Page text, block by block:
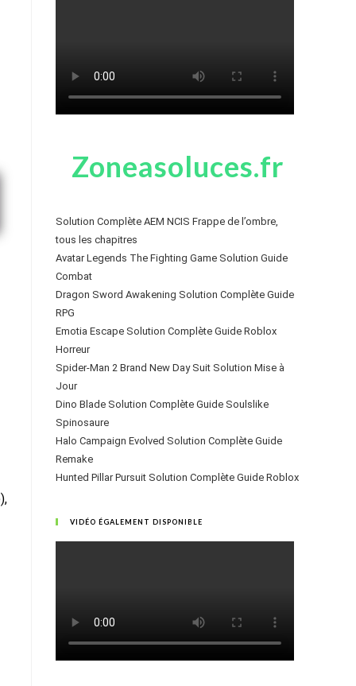
Zoneasoluces.fr
Solution Complète AEM NCIS Frappe de l’ombre,
tous les chapitres
Avatar Legends The Fighting Game Solution Guide
Combat
Dragon Sword Awakening Solution Complète Guide
RPG
Emotia Escape Solution Complète Guide Roblox
Horreur
Spider-Man 2 Brand New Day Suit Solution Mise à
Jour
Dino Blade Solution Complète Guide Soulslike
Spinosaure
Halo Campaign Evolved Solution Complète Guide
Remake
Hunted Pillar Pursuit Solution Complète Guide Roblox
VIDÉO ÉGALEMENT DISPONIBLE